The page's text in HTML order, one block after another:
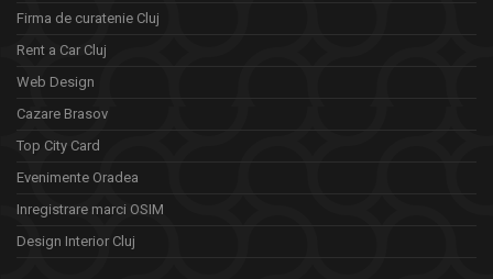
Firma de curatenie Cluj
Rent a Car Cluj
Web Design
Cazare Brasov
Top City Card
Evenimente Oradea
Inregistrare marci OSIM
Design Interior Cluj